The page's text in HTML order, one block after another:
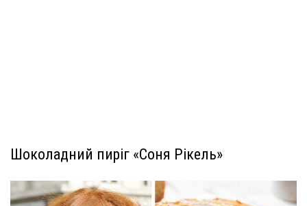
Шоколадний пиріг «Соня Рікель»